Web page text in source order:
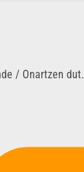
/ Onartzen dut.